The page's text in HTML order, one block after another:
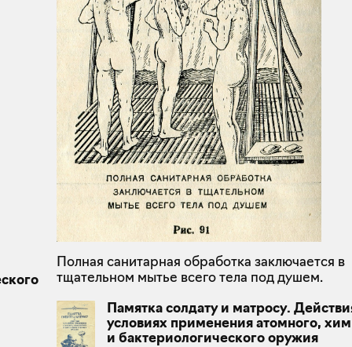
Полная санитарная обработка заключается в
тщательном мытье всего тела под душем.
Памятка солдату и матросу.
условиях применения атомного,
и бактериологического оружия